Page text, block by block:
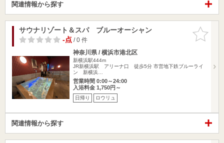
関連情報から探す
お気に入
りに追加
サウナリゾート＆スパ ブルーオーシャン
-点/ 0 件
神奈川県 / 横浜市港北区
新横浜駅444m
JR新横浜駅 アリーナ口 徒歩5分 市営地下鉄ブルーライ
ン 新横浜…
営業時間 0:00～24:00
入浴料金 1,750円～
日帰り ロウリュ
関連情報から探す